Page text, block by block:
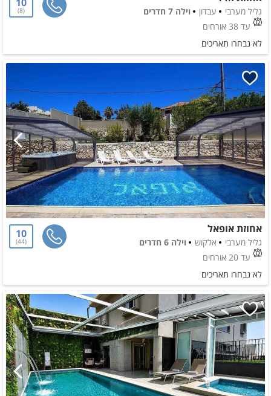
גליל מערבי עבדון
וילה 7 חדרים
עד 38 אורחים
8
לא נבחרו תאריכים
אחוזת אופאל
גליל מערבי אלקוש
וילה 6 חדרים
עד 20 אורחים
10
44
לא נבחרו תאריכים